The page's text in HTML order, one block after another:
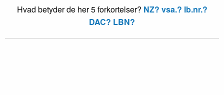
Hvad betyder de her 5 forkortelser? NZ? vsa.? lb.nr.?
DAC? LBN?